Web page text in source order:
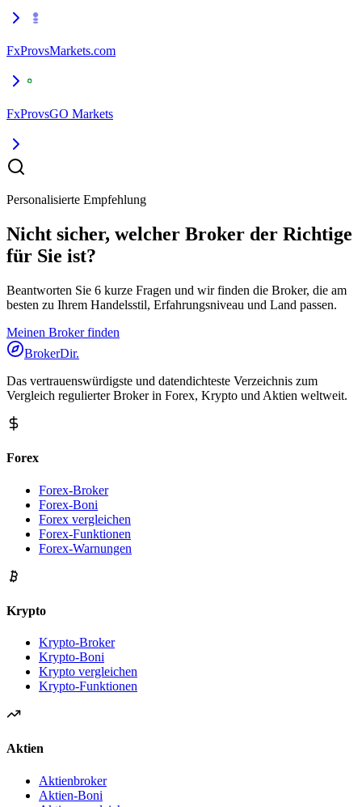
FxProvsMarkets.com
FxProvsGO Markets
Personalisierte Empfehlung
Nicht sicher, welcher Broker der Richtige
für Sie ist?
Beantworten Sie 6 kurze Fragen und wir finden die Broker, die am
besten zu Ihrem Handelsstil, Erfahrungsniveau und Land passen.
Meinen Broker finden
BrokerDir.
Das vertrauenswürdigste und datendichteste Verzeichnis zum
Vergleich regulierter Broker in Forex, Krypto und Aktien weltweit.
Forex
Forex-Broker
Forex-Boni
Forex vergleichen
Forex-Funktionen
Forex-Warnungen
Krypto
Krypto-Broker
Krypto-Boni
Krypto vergleichen
Krypto-Funktionen
Aktien
Aktienbroker
Aktien-Boni